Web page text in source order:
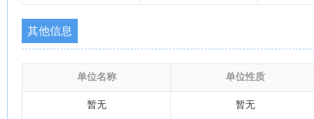
其他信息
单位名称 单位性质
暂无 暂无